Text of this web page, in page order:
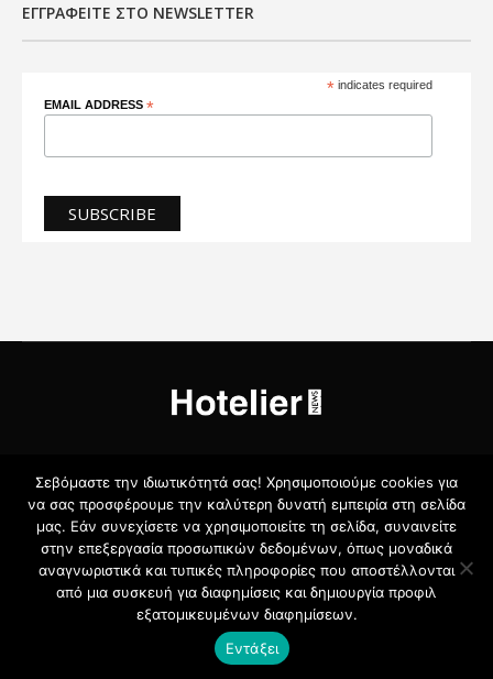
ΕΓΓΡΑΦΕΊΤΕ ΣΤΟ NEWSLETTER
* indicates required
EMAIL ADDRESS *
PROFILES
ΠΟΞ ΔΙΑΦΗΜΙΣΗ
ΣΧΕΤΙΚΆ ΜΕ ΕΜΆΣ
ΌΡΟΙ ΧΡΉΣΗΣ
ΠΟΛΙΤΙΚΉ ΓΙΑ ΤΑ COOKIES
ΠΡΟΣΤΑΣΊΑ ΠΡΟΣΩΠΙΚΏΝ ΔΕΔΟΜΈΝΩΝ
ΕΠΙΚΟΙΝΩΝΉΣΤΕ ΜΑΖΊ ΜΑΣ
Copyright 2021 SmartPress. All RIGHTS RESERVED.
Σεβόμαστε την ιδιωτικότητά σας! Χρησιμοποιούμε cookies για
να σας προσφέρουμε την καλύτερη δυνατή εμπειρία στη σελίδα
μας. Εάν συνεχίσετε να χρησιμοποιείτε τη σελίδα, συναινείτε
στην επεξεργασία προσωπικών δεδομένων, όπως μοναδικά
αναγνωριστικά και τυπικές πληροφορίες που αποστέλλονται
από μια συσκευή για διαφημίσεις και δημιουργία προφιλ
εξατομικευμένων διαφημίσεων.
Εντάξει